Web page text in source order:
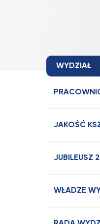
WYDZIAŁ
JAKOŚĆ
JUBILEUSZ
WŁADZE